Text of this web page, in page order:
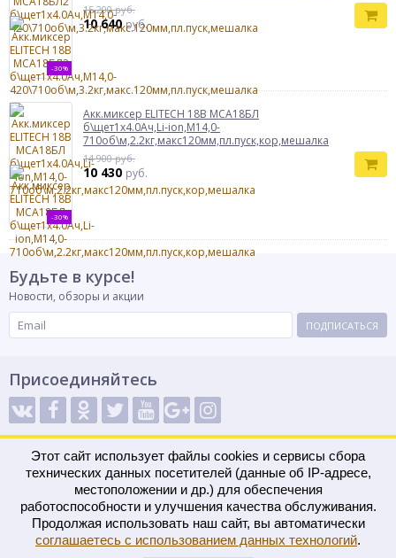
-30%
15 200 руб.
10 640руб.
-30%
Акк.миксер ELITECH 18В МСА18БЛ
б\щет1х4.0Ач,Li-ion,М14,0-
710об\м,2.2кг,макс120мм,пл.пуск,кор,мешалка
14 900 руб.
10 430 руб.
Будьте в курсе!
Новости, обзоры и акции
ПОДПИСАТЬСЯ
Присоединяйтесь
Способы оплаты
© 2022 «РАДЕЙ» Сайт носит информационный характер и не является
публичной офертой.
Этот сайт использует файлы cookies и сервисы сбора
технических данных посетителей (данные об IP-адресе,
местоположении и др.) для обеспечения
работоспособности и улучшения качества обслуживания.
Продолжая использовать наш сайт, вы автоматически
соглашаетесь с использованием данных технологий.